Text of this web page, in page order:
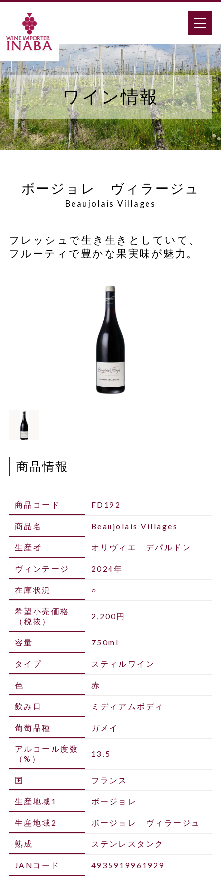
ワイン情報
ボージョレ ヴィラージュ
Beaujolais Villages
フレッシュで生き生きとしていて、
フルーティで豊かな果実味が魅力。
商品情報
商品コード FD192
商品名 Beaujolais Villages
生産者 オリヴィエ デパルドン
ヴィンテージ 2024年
在庫状況 ○
希望小売価格
（税抜）
2,200円
容量 750ml
タイプ スティルワイン
色 赤
飲み口 ミディアムボディ
葡萄品種 ガメイ
アルコール度数
（%）
13.5
国 フランス
生産地域1 ボージョレ
生産地域2 ボージョレ ヴィラージュ
熟成 ステンレスタンク
JANコード 4935919961929